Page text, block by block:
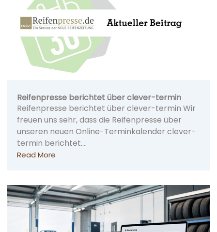
Reifenpresse berichtet über clever-termin
Reifenpresse berichtet über clever-termin Wir
freuen uns sehr, dass die Reifenpresse über
unseren neuen Online-Terminkalender clever-
termin berichtet.…
Read More